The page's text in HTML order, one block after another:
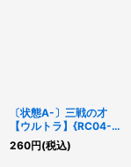
〔状態A-〕三戦の才
【ウルトラ】{RC04-
JP064}《魔法》
260円(税込)